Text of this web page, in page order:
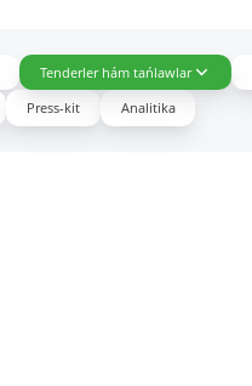
Tenderler hám tańlawlar
Press-kit Analitika